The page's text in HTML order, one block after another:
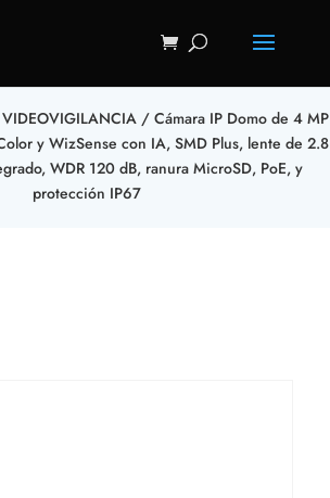
/ Cámara IP Domo de 4 MP
y WizSense con IA, SMD Plus, lente de 2.8
WDR 120 dB, ranura MicroSD, PoE, y
protección IP67